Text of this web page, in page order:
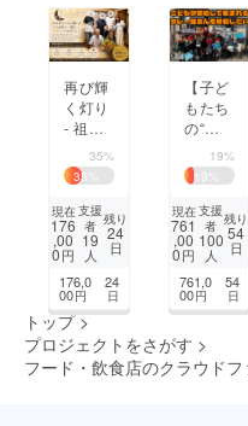
再び輝
く灯り
- 祖父
母のお
店を守
るため
のプロ
ジェク
ト
35%
35
現在
176
,00
0円
支援
者
19
人
残り
24
日
176,0
00円
24
日
【子ど
もたち
の“居
所”を
守る】
仙台の
3rdプ
レイス
屋を移
転存
19%
19
現在
761
,00
0円
支援
者
100
人
残り
54
日
761,0
00円
54
日
トップ >
プロジェクトをさがす >
フード・飲食店のクラウド